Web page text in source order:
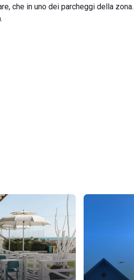
che in uno dei parcheggi della
.